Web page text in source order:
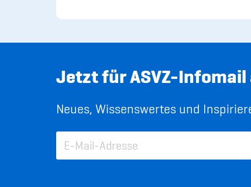
Jetzt für ASVZ-Infomail
Neues, Wissenswertes und